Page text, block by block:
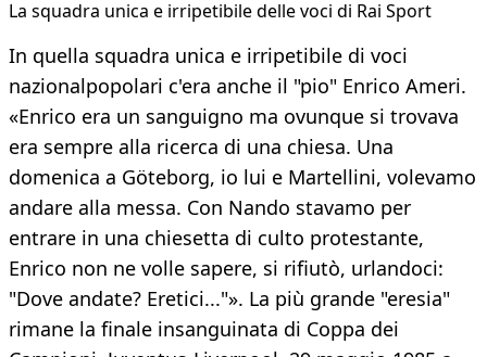
La squadra unica e irripetibile delle voci di Rai Sport
In quella squadra unica e irripetibile di voci
nazionalpopolari c'era anche il "pio" Enrico Ameri.
«Enrico era un sanguigno ma ovunque si trovava
era sempre alla ricerca di una chiesa. Una
domenica a Göteborg, io lui e Martellini, volevamo
andare alla messa. Con Nando stavamo per
entrare in una chiesetta di culto protestante,
Enrico non ne volle sapere, si rifiutò, urlandoci:
"Dove andate? Eretici..."». La più grande "eresia"
rimane la finale insanguinata di Coppa dei